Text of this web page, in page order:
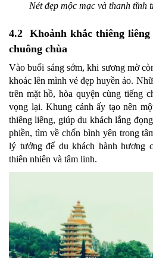
Nét đẹp mộc mạc và thanh tĩnh
4.2 Khoảnh khắc thiêng
chuông chùa
Vào buổi sáng sớm, khi sương mờ
khoác lên mình vẻ đẹp huyền ảo.
trên mặt hồ, hòa quyện cùng tiếng
vọng lại. Khung cảnh ấy tạo nên
thiêng liêng, giúp du khách lắng
phiền, tìm về chốn bình yên trong
lý tưởng để du khách hành hương
thiên nhiên và tâm linh.